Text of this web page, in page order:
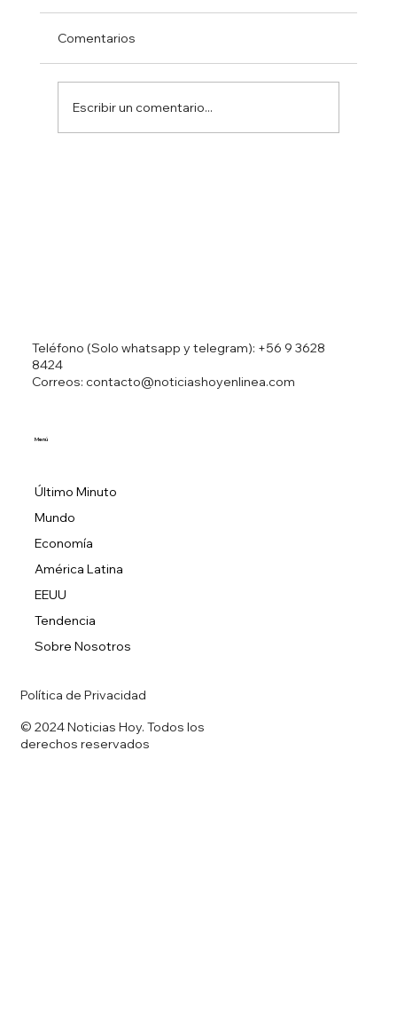
Comentarios
Escribir un comentario...
Teléfono (Solo whatsapp y telegram): +56 9 3628
8424
Correos: contacto@noticiashoyenlinea.com
Último Minuto
Mundo
Economía
América Latina
EEUU
Tendencia
Sobre Nosotros
Menú
Política de Privacidad
© 2024 Noticias Hoy. Todos los
derechos reservados